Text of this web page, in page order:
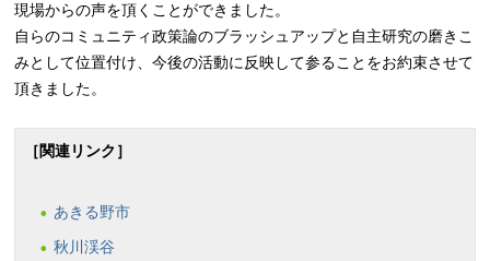
現場からの声を頂くことができました。
自らのコミュニティ政策論のブラッシュアップと自主研究の磨きこ
みとして位置付け、今後の活動に反映して参ることをお約束させて
頂きました。
［関連リンク］
あきる野市
秋川渓谷